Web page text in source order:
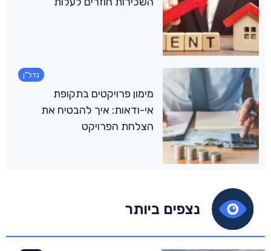
נדל"ן
מימון פרויקטים בתקופת
אי-ודאות: איך להבטיח את
הצלחת הפרויקט
נצפים ביותר